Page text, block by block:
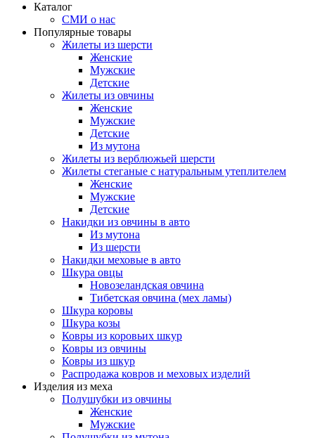
Каталог
СМИ о нас
Популярные товары
Жилеты из шерсти
Женские
Мужские
Детские
Жилеты из овчины
Женские
Мужские
Детские
Из мутона
Жилеты из верблюжьей шерсти
Жилеты стеганые с натуральным утеплителем
Женские
Мужские
Детские
Накидки из овчины в авто
Из мутона
Из шерсти
Накидки меховые в авто
Шкура овцы
Новозеландская овчина
Тибетская овчина (мех ламы)
Шкура коровы
Шкура козы
Ковры из коровьих шкур
Ковры из овчины
Ковры из шкур
Распродажа ковров и меховых изделий
Изделия из меха
Полушубки из овчины
Женские
Мужские